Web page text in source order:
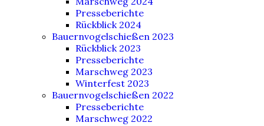
Presseberichte
Rückblick 2024
Bauernvogelschießen 2023
Rückblick 2023
Presseberichte
Marschweg 2023
Winterfest 2023
Bauernvogelschießen 2022
Presseberichte
Marschweg 2022